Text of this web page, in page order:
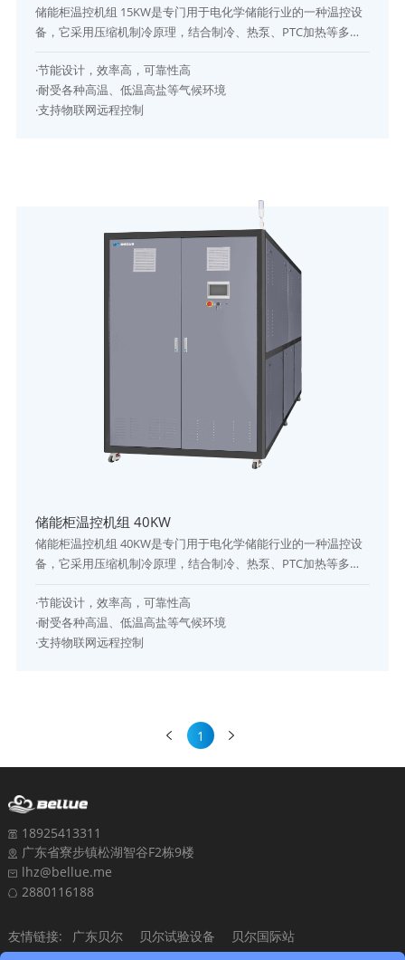
储能柜温控机组 15KW是专门用于电化学储能行业的一种温控设
备，它采用压缩机制冷原理，结合制冷、热泵、PTC加热等多种
为了适应严苛的使用环境，严格按照IP54环境耐受性要求设计，
采用多项高寿命设计方法和严格的工艺控制流程，能满足长期在
高温高湿盐雾沙尘环境下正常使用。
·节能设计，效率高，可靠性高
·耐受各种高温、低温高盐等气候环境
·支持物联网远程控制
储能柜温控机组 40KW
储能柜温控机组 40KW是专门用于电化学储能行业的一种温控设
备，它采用压缩机制冷原理，结合制冷、热泵、PTC加热等多种
为了适应严苛的使用环境，严格按照IP54环境耐受性要求设计，
采用多项高寿命设计方法和严格的工艺控制流程，能满足长期在
高温高湿盐雾沙尘环境下正常使用。
·节能设计，效率高，可靠性高
·耐受各种高温、低温高盐等气候环境
·支持物联网远程控制
1
18925413311
广东省寮步镇松湖智谷F2栋9楼
lhz@bellue.me
2880116188
友情链接: 广东贝尔 贝尔试验设备 贝尔国际站